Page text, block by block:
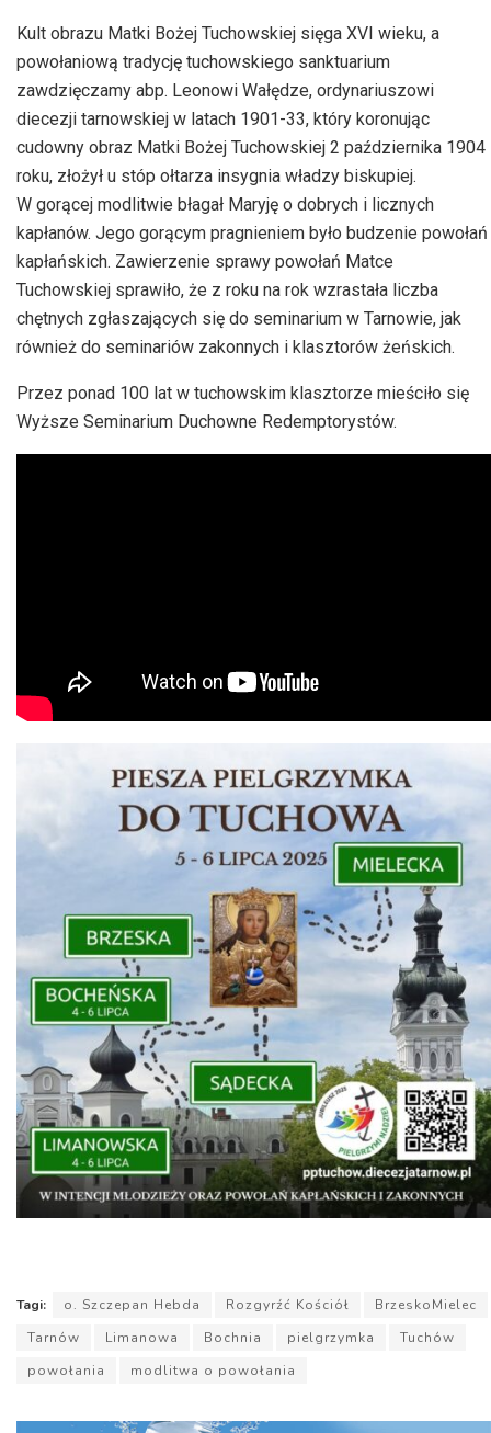
Kult obrazu Matki Bożej Tuchowskiej sięga XVI wieku, a
powołaniową tradycję tuchowskiego sanktuarium
zawdzięczamy abp. Leonowi Wałędze, ordynariuszowi
diecezji tarnowskiej w latach 1901-33, który koronując
cudowny obraz Matki Bożej Tuchowskiej 2 października 1904
roku, złożył u stóp ołtarza insygnia władzy biskupiej.
W gorącej modlitwie błagał Maryję o dobrych i licznych
kapłanów. Jego gorącym pragnieniem było budzenie powołań
kapłańskich. Zawierzenie sprawy powołań Matce
Tuchowskiej sprawiło, że z roku na rok wzrastała liczba
chętnych zgłaszających się do seminarium w Tarnowie, jak
również do seminariów zakonnych i klasztorów żeńskich.
Przez ponad 100 lat w tuchowskim klasztorze mieściło się
Wyższe Seminarium Duchowne Redemptorystów.
Tagi: o. Szczepan Hebda Rozgyrźć Kościół
BrzeskoMielec
Tarnów
Limanowa Bochnia pielgrzymka
Tuchów
powołania
modlitwa o powołania